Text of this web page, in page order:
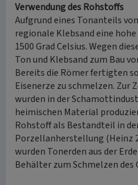
Verwendung des Rohstoffs
Aufgrund eines Tonanteils
regionale Klebsand eine
1500 Grad Celsius. Wegen
Ton und Klebsand zum Bau
Bereits die Römer fertigten
Eisenerze zu schmelzen. Zur
wurden in der
heimischen Material
Rohstoff als Bestandteil in
Porzellanherstellung (Heinz
wurden Tonerden aus der
Behälter zum Schmelzen des